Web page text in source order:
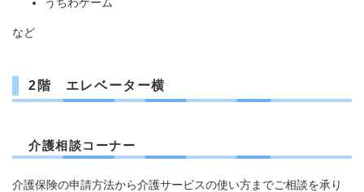
など
2階 エレベーター横
介護相談コーナー
介護保険の申請方法から介護サービスの使い方までご相談を承り